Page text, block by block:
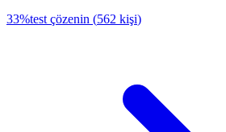
33%test çözenin (562 kişi)